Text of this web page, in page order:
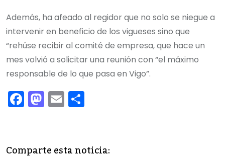
Además, ha afeado al regidor que no solo se niegue a
intervenir en beneficio de los vigueses sino que
“rehúse recibir al comité de empresa, que hace un
mes volvió a solicitar una reunión con “el máximo
responsable de lo que pasa en Vigo”.
F
a
e
M
a
o
E
m
l p
Comparte esta noticia: